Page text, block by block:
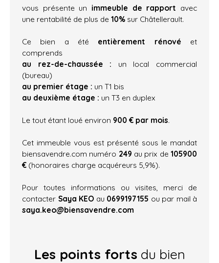
vous présente un immeuble de rapport avec
une rentabilité de plus de 10% sur Châtellerault.
Ce bien a été entièrement rénové et
comprends
au rez-de-chaussée : un local commercial
(bureau)
au premier étage : un T1 bis
au deuxième étage : un T3 en duplex
Le tout étant loué environ 900 € par mois.
Cet immeuble vous est présenté sous le mandat
biensavendre.com numéro 249 au prix de 105900
€ (honoraires charge acquéreurs 5,9%).
Pour toutes informations ou visites, merci de
contacter Saya KEO au 0699197155 ou par mail à
saya.keo@biensavendre.com
Les points forts du bien